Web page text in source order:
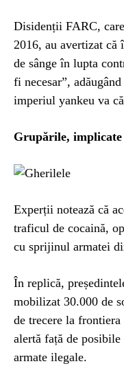
Disidenții FARC,
2016, au avertizat că
de sânge în lupta
fi necesar”,
imperiul yankeu va
Grupările,
Experții notează că
traficul de cocaină,
cu sprijinul armatei
În replică,
mobilizat 30.000 de
de trecere la
alertă față de
armate ilegale.